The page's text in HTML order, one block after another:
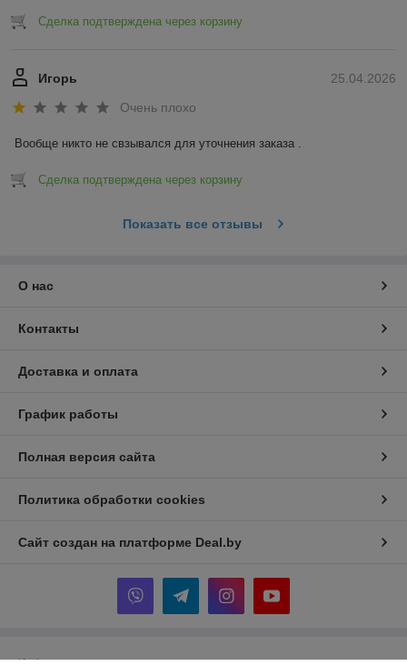
Сделка подтверждена через корзину
25.04.2026
Игорь
Очень плохо
Вообще никто не свзывался для уточнения заказа .
Сделка подтверждена через корзину
Показать все отзывы
О нас
Контакты
Доставка и оплата
График работы
Полная версия сайта
Политика обработки cookies
Сайт создан на платформе Deal.by
Информация для покупателя